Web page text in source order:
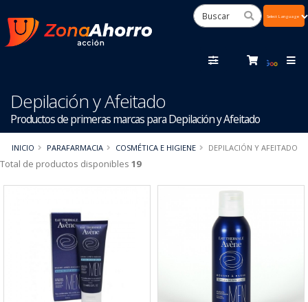
Depilación y Afeitado
Productos de primeras marcas para Depilación y Afeitado
INICIO PARAFARMACIA COSMÉTICA E HIGIENE DEPILACIÓN Y AFEITADO
Total de productos disponibles 19